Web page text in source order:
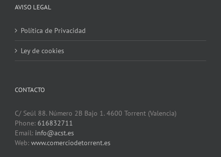
AVISO LEGAL
Política de Privacidad
Ley de cookies
CONTACTO
C/ Seúl 88. Número 2B Bajo 1. 4600 Torrent (Valencia)
Phone: 616832711
Email: info@acst.es
Web: www.comerciodetorrent.es